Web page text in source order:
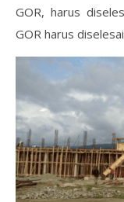
GOR, harus
GOR harus